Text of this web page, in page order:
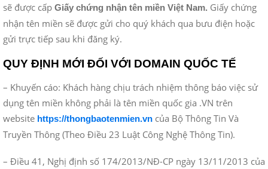
sẽ được cấp Giấy chứng nhận tên miền Việt Nam. Giấy chứng
nhận tên miền sẽ được gửi cho quý khách qua bưu điện hoặc
gửi trực tiếp sau khi đăng ký.
QUY ĐỊNH MỚI ĐỐI VỚI DOMAIN QUỐC TẾ
– Khuyến cáo: Khách hàng chịu trách nhiệm thông báo việc sử
dụng tên miền không phải là tên miền quốc gia .VN trên
website https://thongbaotenmien.vn của Bộ Thông Tin Và
Truyền Thông (Theo Điều 23 Luật Công Nghệ Thông Tin).
– Điều 41, Nghị định số 174/2013/NĐ-CP ngày 13/11/2013 của